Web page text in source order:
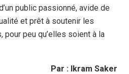
public passionné, avide de
et prêt à soutenir les
peu qu’elles soient à la
Par : Ikram Saker